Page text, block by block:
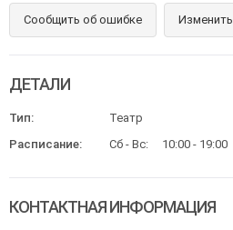
Сообщить об ошибке Изменить
ДЕТАЛИ
Тип:
Театр
Расписание:
Сб - Вс: 10:00 - 19:00
КОНТАКТНАЯ ИНФОРМАЦИЯ